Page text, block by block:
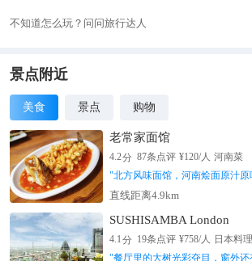
不知道怎么玩？问问旅行达人
景点附近
美食 景点 购物
老常家面馆
4.2分 87条点评 ¥120/人 河南菜
"北方风味面馆，河南烩面原汁原
直线距离4.9km
SUSHISAMBA London
4.1分 19条点评 ¥758/人 日本料理
"餐厅里的大树光彩夺目，窗外还